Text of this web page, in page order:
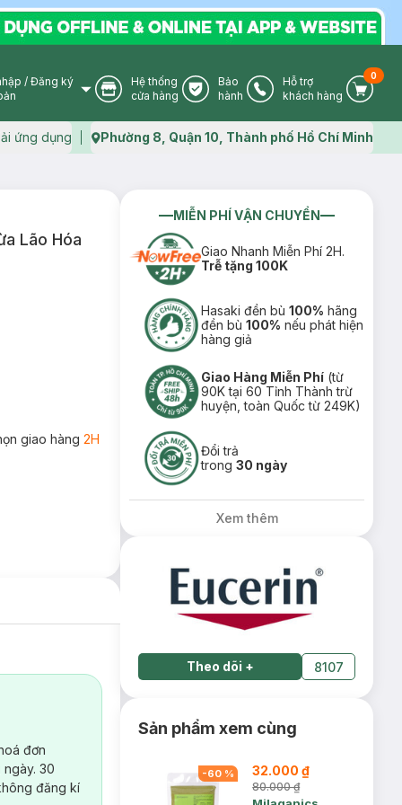
User Icon
/ Đăng ký
Store Icon
Hệ thống
cửa hàng
Warranty Icon
Bảo
hành
Phone Icon
Hỗ trợ
khách hàng
Cart
0
ứng dụng Map icon
Phường 8, Quận 10, Thành phố Hồ Chí Minh
Lão Hóa
giao hàng 2H
đơn
30
đăng kí
MIỄN PHÍ VẬN CHUYỂN
Giao Nhanh Miễn Phí 2H.
Trễ tặng 100K
Hasaki đền bù100% hãng
đền bù100% nếu phát hiện
hàng giả
Giao Hàng Miễn Phí (từ
90K tại 60 Tỉnh Thành trừ
huyện, toàn Quốc từ 249K)
Đổi trả
trong30 ngày
Xem thêm
Theo dõi + 8107
Sản phẩm xem cùng
-60 % 32.000 ₫
80.000 ₫